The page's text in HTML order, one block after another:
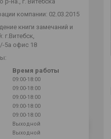
компании: 02.03.2015
книги замечаний и
г.Витебск,
5а офис 18
Время работы
09:00-18:00
09:00-18:00
09:00-18:00
09:00-18:00
09:00-18:00
Выходной
Выходной